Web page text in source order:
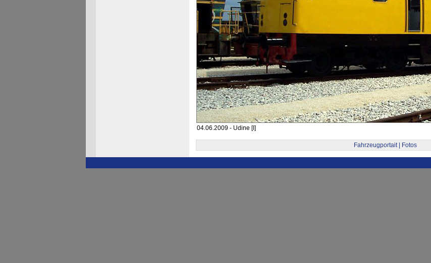
04.06.2009 - Udine [I]
Fahrzeugportait | Fotos